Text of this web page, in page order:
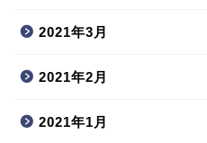
2021年3月
2021年2月
2021年1月